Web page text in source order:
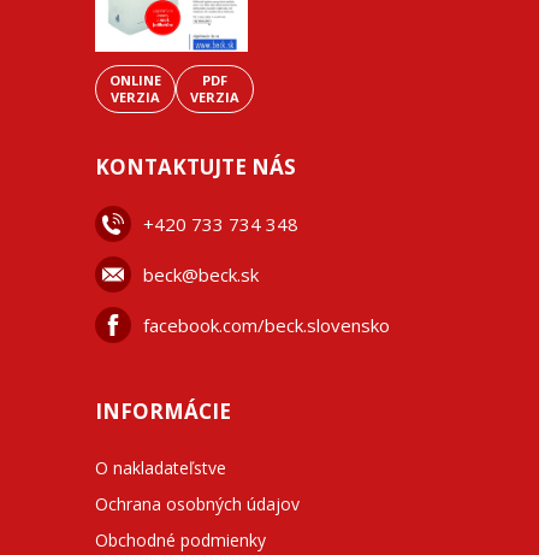
ONLINE
VERZIA
PDF
VERZIA
KONTAKTUJTE NÁS
+420 733 734 348
beck@beck.sk
facebook.com/beck.slovensko
INFORMÁCIE
O nakladateľstve
Ochrana osobných údajov
Obchodné podmienky